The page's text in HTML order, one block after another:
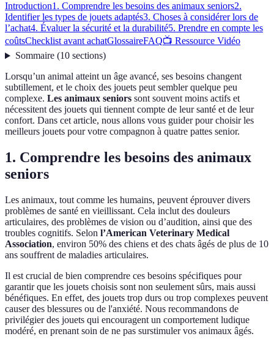
Introduction1. Comprendre les besoins des animaux seniors2.
Identifier les types de jouets adaptés3. Choses à considérer lors de
l’achat4. Évaluer la sécurité et la durabilité5. Prendre en compte les
coûtsChecklist avant achatGlossaireFAQ📺 Ressource Vidéo
Sommaire(10 sections)
Lorsqu’un animal atteint un âge avancé, ses besoins changent
subtillement, et le choix des jouets peut sembler quelque peu
complexe. Les animaux seniors sont souvent moins actifs et
nécessitent des jouets qui tiennent compte de leur santé et de leur
confort. Dans cet article, nous allons vous guider pour choisir les
meilleurs jouets pour votre compagnon à quatre pattes senior.
1. Comprendre les besoins des animaux
seniors
Les animaux, tout comme les humains, peuvent éprouver divers
problèmes de santé en vieillissant. Cela inclut des douleurs
articulaires, des problèmes de vision ou d’audition, ainsi que des
troubles cognitifs. Selon l’American Veterinary Medical
Association, environ 50% des chiens et des chats âgés de plus de 10
ans souffrent de maladies articulaires.
Il est crucial de bien comprendre ces besoins spécifiques pour
garantir que les jouets choisis sont non seulement sûrs, mais aussi
bénéfiques. En effet, des jouets trop durs ou trop complexes peuvent
causer des blessures ou de l'anxiété. Nous recommandons de
privilégier des jouets qui encouragent un comportement ludique
modéré, en prenant soin de ne pas surstimuler vos animaux âgés.